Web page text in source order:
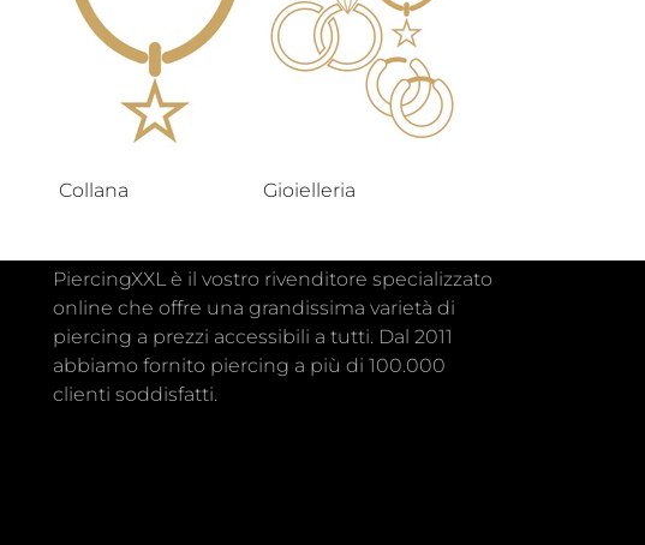
Collana Gioielleria
PiercingXXL è il vostro rivenditore specializzato
online che offre una grandissima varietà di
piercing a prezzi accessibili a tutti. Dal 2011
abbiamo fornito piercing a più di 100.000
clienti soddisfatti.